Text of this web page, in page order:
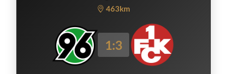
463km
1:3